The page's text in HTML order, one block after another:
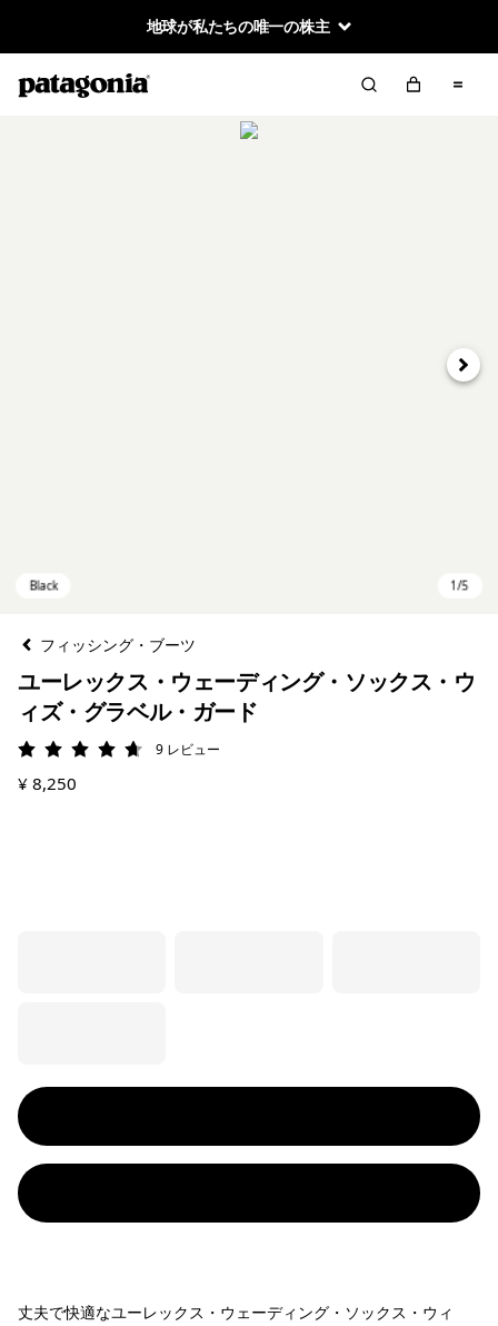
地球が私たちの唯一の株主
次へ
フィッシング・ブーツ
ユーレックス・ウェーディング・ソックス・ウ
ィズ・グラベル・ガード
評価: 4.7 / 5
9 レビュー
¥ 8,250
丈夫で快適なユーレックス・ウェーディング・ソックス・ウィ